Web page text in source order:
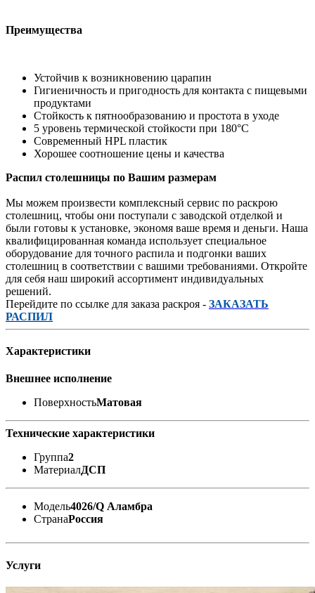
Преимущества
Устойчив к возникновению царапин
Гигиеничность и пригодность для контакта с пищевыми
продуктами
Стойкость к пятнообразованию и простота в уходе
5 уровень термической стойкости при 180°С
Современный HPL пластик
Хорошее соотношение цены и качества
Распил столешницы по Вашим размерам
Мы можем произвести комплексный сервис по раскрою
столешниц, чтобы они поступали с заводской отделкой и
были готовы к установке, экономя ваше время и деньги. Наша
квалифицированная команда использует специальное
оборудование для точного распила и подгонки ваших
столешниц в соответствии с вашими требованиями. Откройте
для себя наш широкий ассортимент индивидуальных
решений.
Перейдите по ссылке для заказа раскроя - ЗАКАЗАТЬ
РАСПИЛ
Характеристики
Внешнее исполнение
ПоверхностьМатовая
Технические характеристики
Группа2
МатериалДСП
Модель4026/Q Аламбра
СтранаРоссия
Услуги